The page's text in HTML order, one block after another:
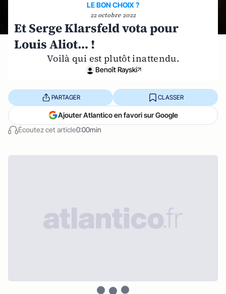
LE BON CHOIX ?
22 octobre 2022
Et Serge Klarsfeld vota pour
Louis Aliot… !
Voilà qui est plutôt inattendu.
Benoît Rayski
Écoutez cet article0:00min
PARTAGER CLASSER
Ajouter Atlantico en favori sur Google